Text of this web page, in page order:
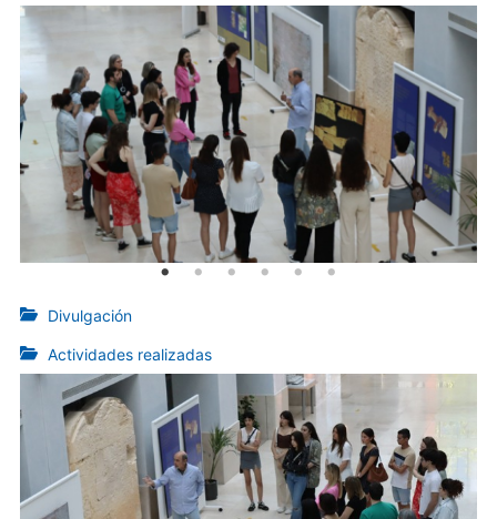
Divulgación
Actividades realizadas